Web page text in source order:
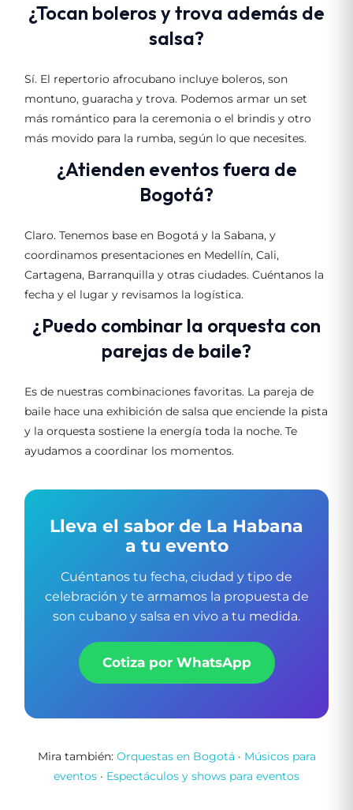
¿Tocan boleros y trova además de
salsa?
Sí. El repertorio afrocubano incluye boleros, son
montuno, guaracha y trova. Podemos armar un set
más romántico para la ceremonia o el brindis y otro
más movido para la rumba, según lo que necesites.
¿Atienden eventos fuera de
Bogotá?
Claro. Tenemos base en Bogotá y la Sabana, y
coordinamos presentaciones en Medellín, Cali,
Cartagena, Barranquilla y otras ciudades. Cuéntanos la
fecha y el lugar y revisamos la logística.
¿Puedo combinar la orquesta con
parejas de baile?
Es de nuestras combinaciones favoritas. La pareja de
baile hace una exhibición de salsa que enciende la pista
y la orquesta sostiene la energía toda la noche. Te
ayudamos a coordinar los momentos.
Lleva el sabor de La Habana
a tu evento
Cuéntanos tu fecha, ciudad y tipo de
celebración y te armamos la propuesta de
son cubano y salsa en vivo a tu medida.
Cotiza por WhatsApp
Mira también: Orquestas en Bogotá · Músicos para
eventos · Espectáculos y shows para eventos